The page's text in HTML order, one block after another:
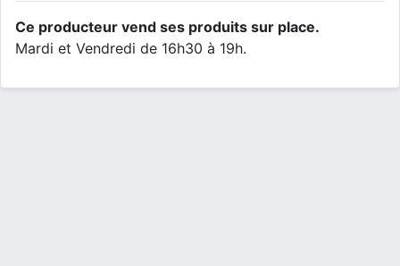
Ce producteur vend ses produits sur place.
Mardi et Vendredi de 16h30 à 19h.